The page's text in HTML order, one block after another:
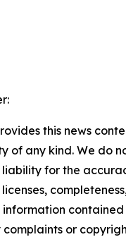
this news
of any kind. We do
liability for the
contained
or